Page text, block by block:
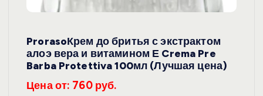
ProrasoКрем до бритья с экстрактом
алоэ вера и витамином Е Crema Pre
Barba Protettiva 100мл (Лучшая цена)
Цена от: 760 руб.